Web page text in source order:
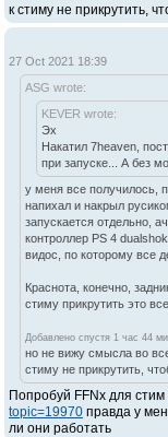
к стиму не прикрутить,
27 Oct 2021 18:39
ASG wrote:
KEVER wrote:
Эх
Накатил 7heaven,
при запуске... А без
у меня все получилось,
напихал и накрыл
запускается отдельно,
контроллер PS 4
видос, по которому все
Краснота, конечно,
стиму прикрутить это все
Добавлено спустя 1 час 44
но не вижу смысла во
стиму не прикрутить,
Попробуй FFNx для стим
topic=19970 правда у
ли они работать